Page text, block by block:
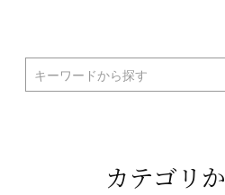
キーワードから探す
カテゴリ